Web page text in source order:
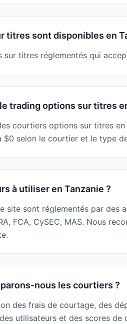
titres sont disponibles en
titres réglementés qui
trading options sur titres
courtiers options sur titres
$0 selon le courtier et le type
à utiliser en Tanzanie ?
site sont réglementés par des
FCA, CySEC, MAS. Nous
nous les courtiers ?
des frais de courtage, des
utilisateurs et des scores